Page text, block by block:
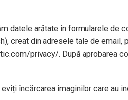
datele arătate în formularele de
creat din adresele tale de
privacy/. După aprobarea
încărcarea imaginilor care